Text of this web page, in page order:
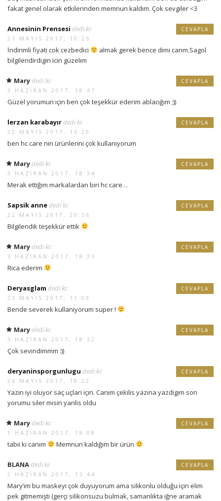
fakat genel olarak etkilerinden memnun kaldım. Çok sevgiler <3
Annesinin Prensesi dedi ki:
21 MAYIS 2017, 10:26
İndirimli fiyati cok cezbedici
almak gerek bence dimi canm.Sagol
bilgilendirdigin icin güzelim
CEVAPLA
Mary dedi ki:
3 HAZIRAN 2017, 18:47
Güzel yorumun için ben çok teşekkür ederim ablacığım ;))
CEVAPLA
lerzan karabayır dedi ki:
22 MAYIS 2017, 16:20
ben hc care nin ürünlerini çok kullanıyorum
CEVAPLA
Mary dedi ki:
3 HAZIRAN 2017, 18:34
Merak ettiğim markalardan biri hc care…
CEVAPLA
Sapsik anne dedi ki:
22 MAYIS 2017, 20:56
Bilgilendik teşekkür ettik
CEVAPLA
Mary dedi ki:
3 HAZIRAN 2017, 18:33
Rica ederim
CEVAPLA
Deryasglam dedi ki:
23 MAYIS 2017, 11:09
Bende severek kullaniyorum super !
CEVAPLA
Mary dedi ki:
3 HAZIRAN 2017, 18:32
Çok sevindimmm :))
CEVAPLA
deryaninsporgunlugu dedi ki:
26 MAYIS 2017, 18:22
Yazin iyi oluyor saç uçlari için. Canim çekilis yazina yazdigim son
yorumu siler misin yanlis oldu
CEVAPLA
Mary dedi ki:
3 HAZIRAN 2017, 18:08
tabii ki canım Memnun kaldığım bir ürün
CEVAPLA
BLANA dedi ki:
2 HAZIRAN 2017, 13:44
Mary’im bu maskeyi çok duyuyorum ama silikonlu olduğu için elim
pek gitmemişti (gerçi silikonsuzu bulmak, samanlıkta iğne aramak
CEVAPLA